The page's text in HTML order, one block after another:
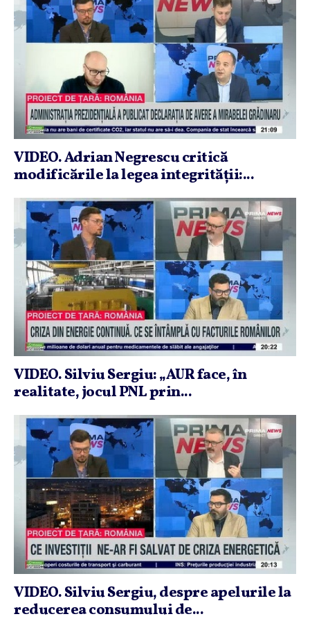
VIDEO. Adrian Negrescu critică
modificările la legea integrităţii:...
VIDEO. Silviu Sergiu: „AUR face, în
realitate, jocul PNL prin...
VIDEO. Silviu Sergiu, despre apelurile la
reducerea consumului de...